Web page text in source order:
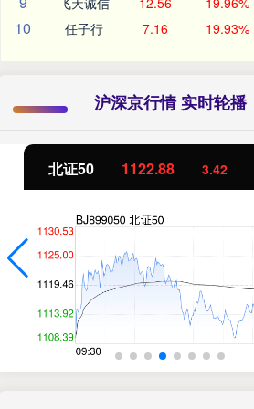
10 任子行 7.16 19.93%
沪深京行情 实时轮播
北证50 1122.88 3.42